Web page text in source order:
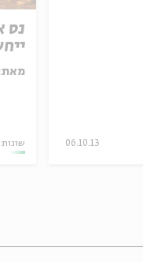
נס
שונות 06.10.13